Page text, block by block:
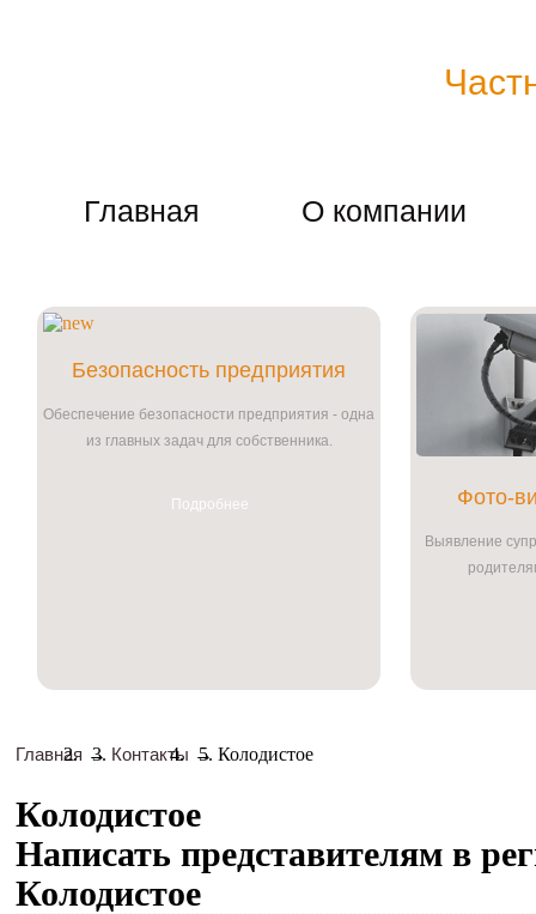
Главная О компании
Безопасность предприятия
Обеспечение безопасности предприятия - одна
из главных задач для собственника.
Подробнее Фото-
Выявление
Главная → Контакты → Колодистое
Колодистое
Написать представителям в
Колодистое